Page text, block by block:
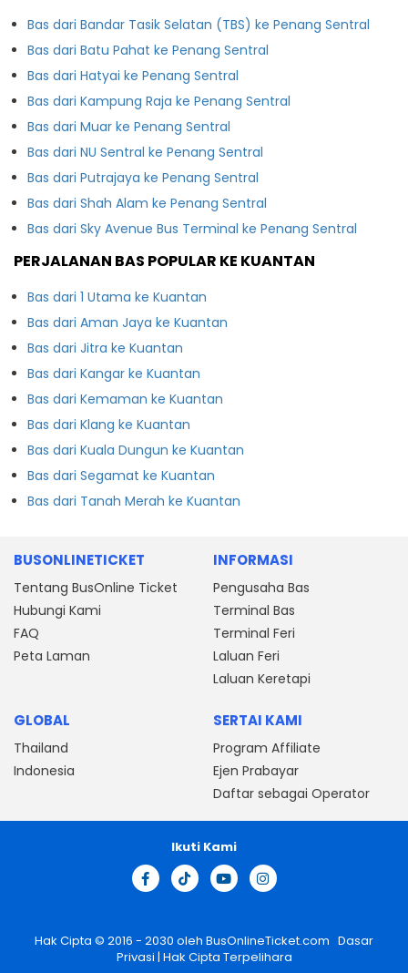
Bas dari Bandar Tasik Selatan (TBS) ke Penang Sentral
Bas dari Batu Pahat ke Penang Sentral
Bas dari Hatyai ke Penang Sentral
Bas dari Kampung Raja ke Penang Sentral
Bas dari Muar ke Penang Sentral
Bas dari NU Sentral ke Penang Sentral
Bas dari Putrajaya ke Penang Sentral
Bas dari Shah Alam ke Penang Sentral
Bas dari Sky Avenue Bus Terminal ke Penang Sentral
PERJALANAN BAS POPULAR KE KUANTAN
Bas dari 1 Utama ke Kuantan
Bas dari Aman Jaya ke Kuantan
Bas dari Jitra ke Kuantan
Bas dari Kangar ke Kuantan
Bas dari Kemaman ke Kuantan
Bas dari Klang ke Kuantan
Bas dari Kuala Dungun ke Kuantan
Bas dari Segamat ke Kuantan
Bas dari Tanah Merah ke Kuantan
BUSONLINETICKET
Tentang BusOnline Ticket
Hubungi Kami
FAQ
Peta Laman
INFORMASI
Pengusaha Bas
Terminal Bas
Terminal Feri
Laluan Feri
Laluan Keretapi
GLOBAL
Thailand
Indonesia
SERTAI KAMI
Program Affiliate
Ejen Prabayar
Daftar sebagai Operator
Hak Cipta © 2016 - 2030 oleh BusOnlineTicket.com Dasar
Privasi | Hak Cipta Terpelihara
Ikuti Kami